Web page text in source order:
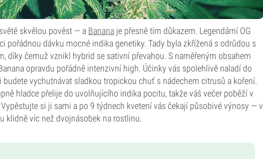
skvělou pověst — a Banana je přesně tím důkazem. Legendární OG
pořádnou dávku mocné indika genetiky. Tady byla zkřížená s odrůdou s
díky čemuž vznikl hybrid se sativní převahou. S naměřeným obsahem
opravdu pořádně intenzivní high. Účinky vás spolehlivě naladí do
vychutnávat sladkou tropickou chuť s nádechem citrusů a koření.
hladce přelije do uvolňujícího indika pocitu, takže váš večer poběží v
si ji sami a po 9 týdnech kvetení vás čekají působivé výnosy — v
klidně víc než dvojnásobek na rostlinu.